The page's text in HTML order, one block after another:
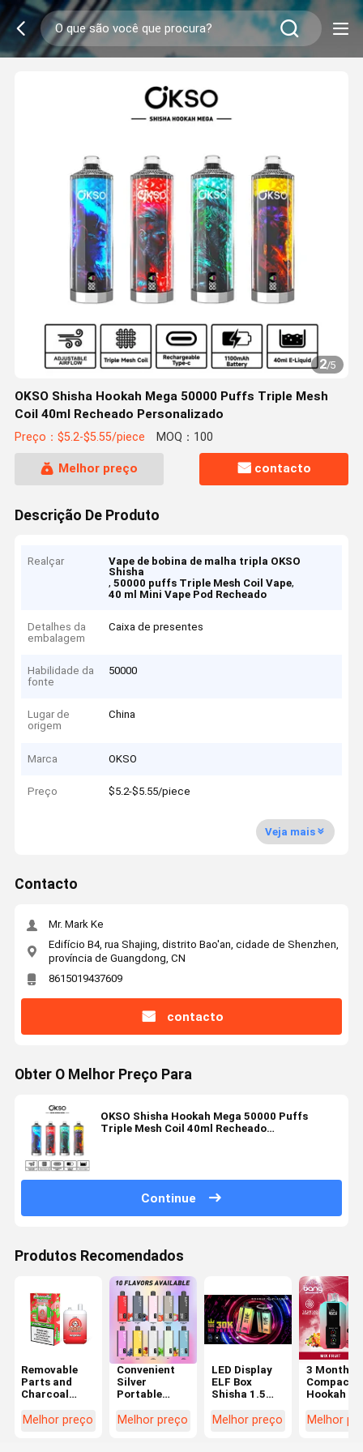
2/5
OKSO Shisha Hookah Mega 50000 Puffs Triple Mesh
Coil 40ml Recheado Personalizado
Preço：$5.2-$5.55/piece MOQ：100
Melhor preço contacto
Descrição De Produto
Realçar
Vape de bobina de malha tripla OKSO
Shisha
,50000 puffs Triple Mesh Coil Vape,
40 ml Mini Vape Pod Recheado
Detalhes da
embalagem
Caixa de presentes
Habilidade da
fonte
50000
Lugar de
origem
China
Marca OKSO
Preço $5.2-$5.55/piece
Veja mais
Contacto
Mr. Mark Ke
Edifício B4, rua Shajing, distrito Bao'an, cidade de Shenzhen,
província de Guangdong, CN
8615019437609
contacto
Obter O Melhor Preço Para
OKSO Shisha Hookah Mega 50000 Puffs
Triple Mesh Coil 40ml Recheado
Continue
Produtos Recomendados
Removable
Parts and
Charcoal
The Ultimate
Melhor preço
Convenient
Silver
Portable
with LED
Melhor preço
LED Display
ELF Box
Shisha 1.5
Nicotine
Melhor preço
3 Month
Compact
Hookah
Smoking
Melhor